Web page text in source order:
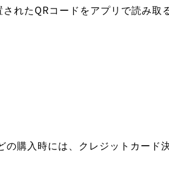
れたQRコードをアプリで読み取
購入時には、クレジットカード